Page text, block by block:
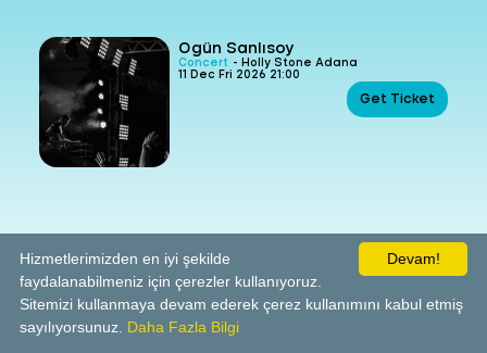
Ogün Sanlısoy
Concert - Holly Stone Adana
11 Dec Fri 2026 21:00
Get Ticket
Devam!
Hizmetlerimizden en iyi şekilde
faydalanabilmeniz için çerezler kullanıyoruz.
Sitemizi kullanmaya devam ederek çerez kullanımını kabul etmiş
sayılıyorsunuz. Daha Fazla Bilgi